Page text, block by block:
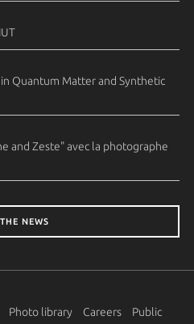
Quantum Matter and Synthetic
and Zeste" avec la photographe
NEWS
Photo library Careers
Public